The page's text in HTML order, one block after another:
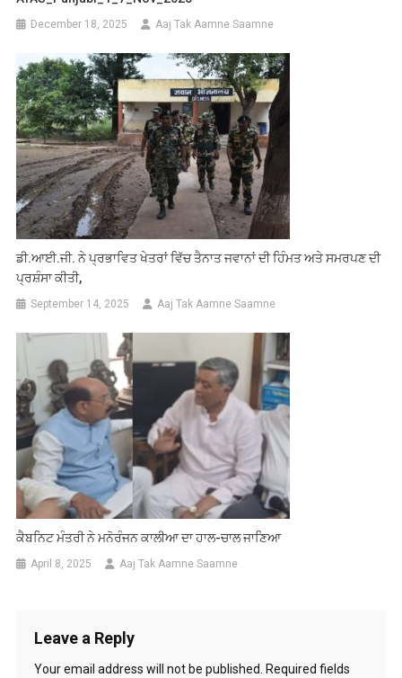
December 18, 2025 Aaj Tak Aamne Saamne
ਡੀ.ਆਈ.ਜੀ. ਨੇ ਪ੍ਰਭਾਵਿਤ ਖੇਤਰਾਂ ਵਿੱਚ ਤੈਨਾਤ ਜਵਾਨਾਂ ਦੀ ਹਿੰਮਤ ਅਤੇ ਸਮਰਪਣ ਦੀ
ਪ੍ਰਸ਼ੰਸਾ ਕੀਤੀ,
September 14, 2025 Aaj Tak Aamne Saamne
ਕੈਬਨਿਟ ਮੰਤਰੀ ਨੇ ਮਨੋਰੰਜਨ ਕਾਲੀਆ ਦਾ ਹਾਲ-ਚਾਲ ਜਾਣਿਆ
April 8, 2025 Aaj Tak Aamne Saamne
Leave a Reply
Your email address will not be published.
Required fields